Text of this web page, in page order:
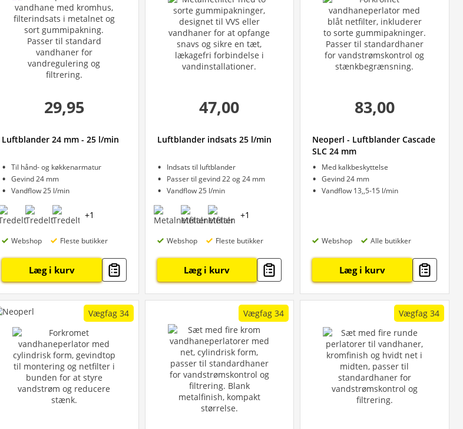
29,95
Luftblander 24 mm - 25 l/min
Til hånd- og køkkenarmatur
Gevind 24 mm
Vandflow 25 l/min
+1
Webshop Fleste butikker
Læg i kurv
47,00
Luftblander indsats 25 l/min
Indsats til luftblander
Passer til gevind 22 og 24 mm
Vandflow 25 l/min
+1
Webshop Fleste butikker
Læg i kurv
83,00
Neoperl - Luftblander Cascade
SLC 24 mm
Med kalkbeskyttelse
Gevind 24 mm
Vandflow 13,,5-15 l/min
Webshop Alle butikker
Læg i kurv
Vægfag 34 Vægfag 34 Vægfag 34